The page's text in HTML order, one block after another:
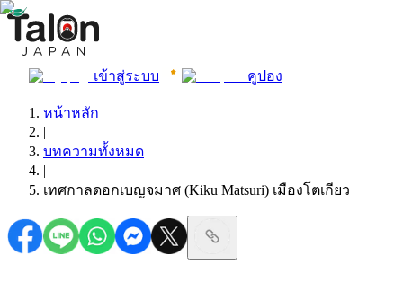
เข้าสู่ระบบ คูปอง
หน้าหลัก
|
บทความทั้งหมด
|
เทศกาลดอกเบญจมาศ (Kiku Matsuri) เมืองโตเกียว